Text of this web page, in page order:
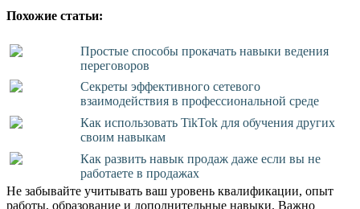
Похожие статьи:
Простые способы прокачать навыки ведения
переговоров
Секреты эффективного сетевого
взаимодействия в профессиональной среде
Как использовать TikTok для обучения других
своим навыкам
Как развить навык продаж даже если вы не
работаете в продажах
Не забывайте учитывать ваш уровень квалификации, опыт
работы, образование и дополнительные навыки. Важно